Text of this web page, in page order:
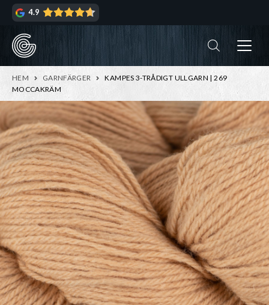
Hoppa
navigering
Hoppa
innehåll
4.9
HEM GARNFÄRGER
KAMPES 3-TRÅDIGT ULLGARN | 269
MOCCAKRÄM